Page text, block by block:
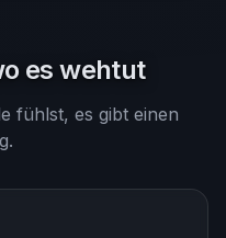
es wehtut
fühlst, es gibt einen